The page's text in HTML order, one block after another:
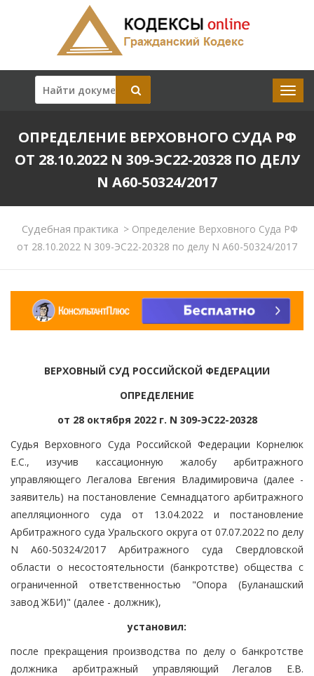
ОПРЕДЕЛЕНИЕ ВЕРХОВНОГО СУДА РФ
ОТ 28.10.2022 N 309-ЭС22-20328 ПО ДЕЛУ
N А60-50324/2017
Судебная практика >Определение Верховного Суда РФ
от 28.10.2022 N 309-ЭС22-20328 по делу N А60-50324/2017
ВЕРХОВНЫЙ СУД РОССИЙСКОЙ ФЕДЕРАЦИИ
ОПРЕДЕЛЕНИЕ
от 28 октября 2022 г. N 309-ЭС22-20328
Судья Верховного Суда Российской Федерации Корнелюк
Е.С., изучив кассационную жалобу арбитражного
управляющего Легалова Евгения Владимировича (далее -
заявитель) на постановление Семнадцатого арбитражного
апелляционного суда от 13.04.2022 и постановление
Арбитражного суда Уральского округа от 07.07.2022 по делу
N А60-50324/2017 Арбитражного суда Свердловской
области о несостоятельности (банкротстве) общества с
ограниченной ответственностью "Опора (Буланашский
завод ЖБИ)" (далее - должник),
установил:
после прекращения производства по делу о банкротстве
должника арбитражный управляющий Легалов Е.В.